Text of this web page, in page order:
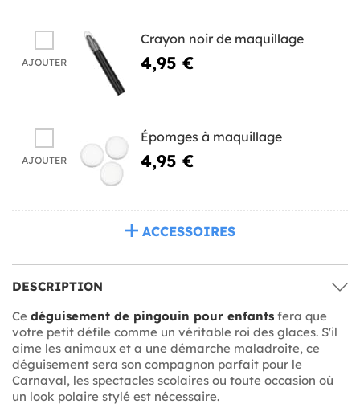
AJOUTER
Crayon noir de maquillage
4,95 €
AJOUTER
Épomges à maquillage
4,95 €
ACCESSOIRES
DESCRIPTION
Ce déguisement de pingouin pour enfants fera que
votre petit défile comme un véritable roi des glaces. S'il
aime les animaux et a une démarche maladroite, ce
déguisement sera son compagnon parfait pour le
Carnaval, les spectacles scolaires ou toute occasion où
un look polaire stylé est nécessaire.